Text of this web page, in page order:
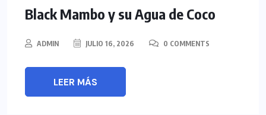
Black Mambo y su Agua de Coco
ADMIN JULIO 16, 2026 0 COMMENTS
LEER MÁS